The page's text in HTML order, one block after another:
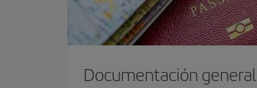
Documentación general